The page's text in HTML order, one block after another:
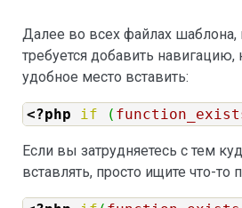
Далее во всех файлах шаблона,
требуется добавить
удобное место вставить:
<?php if (
Если вы затрудняетесь с тем
вставлять, просто ищите что-то